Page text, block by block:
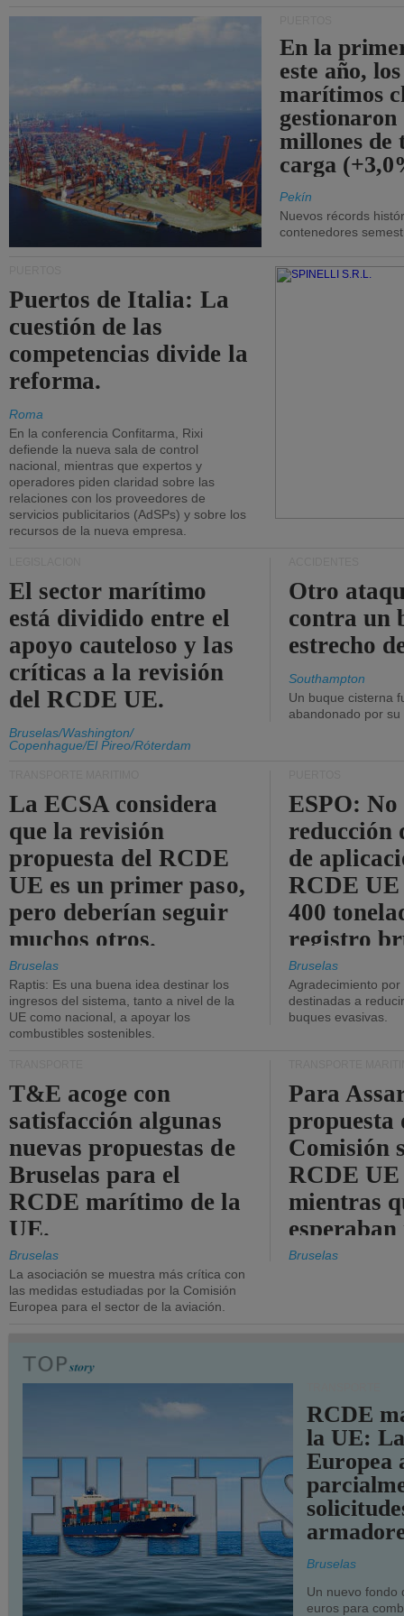
En la
este año,
marítimos
gestionaron
millones de
carga
Pekín
Nuevos récords
contenedores
Puertos de Italia: La
cuestión de las
competencias divide la
reforma.
Roma
En la conferencia Confitarma, Rixi
defiende la nueva sala de control
nacional, mientras que expertos y
operadores piden claridad sobre las
relaciones con los proveedores de
servicios publicitarios (AdSPs) y sobre los
recursos de la nueva empresa.
El sector marítimo
está dividido entre el
apoyo cauteloso y las
críticas a la revisión
del RCDE UE.
Bruselas/Washington/
Copenhague/El Pireo/Róterdam
Otro
contra un
estrecho
Southampton
Un buque cisterna
abandonado por su
La ECSA considera
que la revisión
propuesta del RCDE
UE es un primer paso,
pero deberían seguir
muchos otros.
Bruselas
Raptis: Es una buena idea destinar los
ingresos del sistema, tanto a nivel de la
UE como nacional, a apoyar los
combustibles sostenibles.
ESPO: No
reducción
de
RCDE UE
400
registro
Bruselas
Agradecimiento
destinadas a
buques evasivas.
T&E acoge con
satisfacción algunas
nuevas propuestas de
Bruselas para el
RCDE marítimo de la
UE.
Bruselas
La asociación se muestra más crítica con
las medidas estudiadas por la Comisión
Europea para el sector de la aviación.
Para
propuesta
Comisión
RCDE
mientras
más
Bruselas
RCDE
la UE:
Europea
Bruselas
Un nuevo fondo
euros para